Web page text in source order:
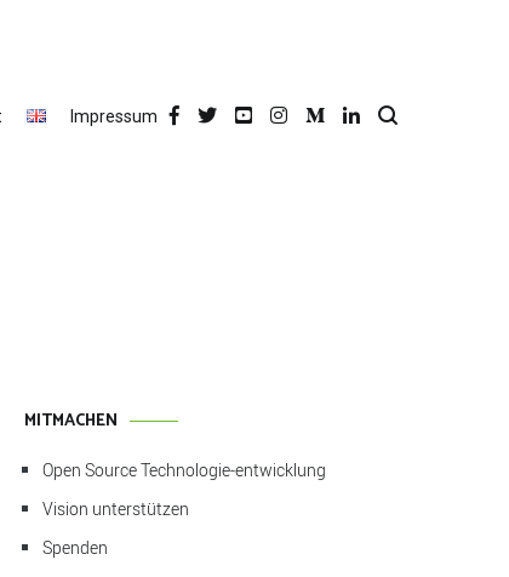
Impressum
MITMACHEN
Open Source Technologie-entwicklung
Vision unterstützen
Spenden